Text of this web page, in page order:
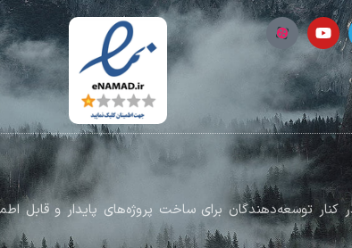
در کنار توسعه‌دهندگان برای ساخت پروژه‌های پایدار و قابل